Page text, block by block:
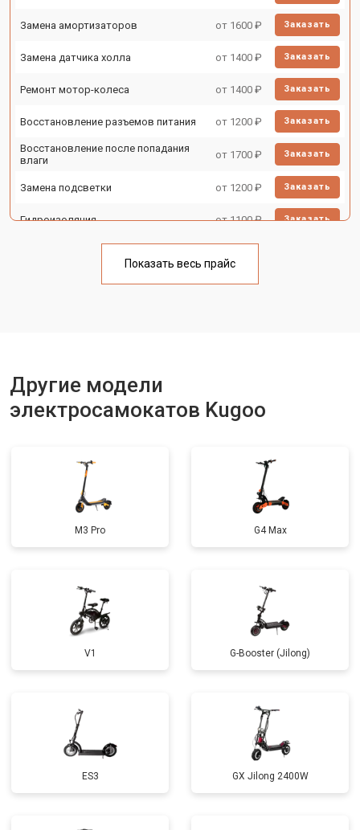
Замена амортизаторов от 1600 ₽ Заказать
Замена датчика холла от 1400 ₽ Заказать
Ремонт мотор-колеса от 1400 ₽ Заказать
Восстановление разъемов питания от 1200 ₽ Заказать
Восстановление после попадания
влаги
от 1700 ₽ Заказать
Замена подсветки от 1200 ₽ Заказать
Гидроизоляция от 1100 ₽ Заказать
Ремонт платы управления
от 1800 ₽
Замена элемента освещения
Показать весь прайс
Другие модели
электросамокатов Kugoo
M3 Pro G4 Max
V1 G-Booster (Jilong)
ES3 GX Jilong 2400W